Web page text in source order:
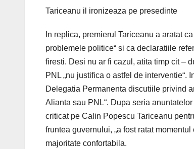
Tariceanu il ironizeaza pe presedinte
In replica, premierul Tariceanu a aratat
problemele politice“ si ca declaratiile
firesti. Desi nu ar fi cazul, atita timp cit –
PNL „nu justifica o astfel de
Delegatia Permanenta discutiile privind
Alianta sau PNL“. Dupa seria
criticat pe Calin Popescu Tariceanu
fruntea guvernului, „a fost ratat
majoritate confortabila.